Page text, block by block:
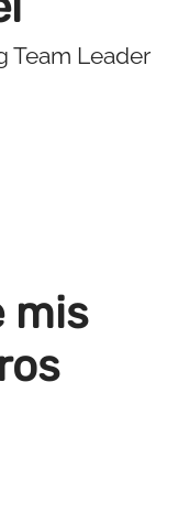
Team Leader
mis